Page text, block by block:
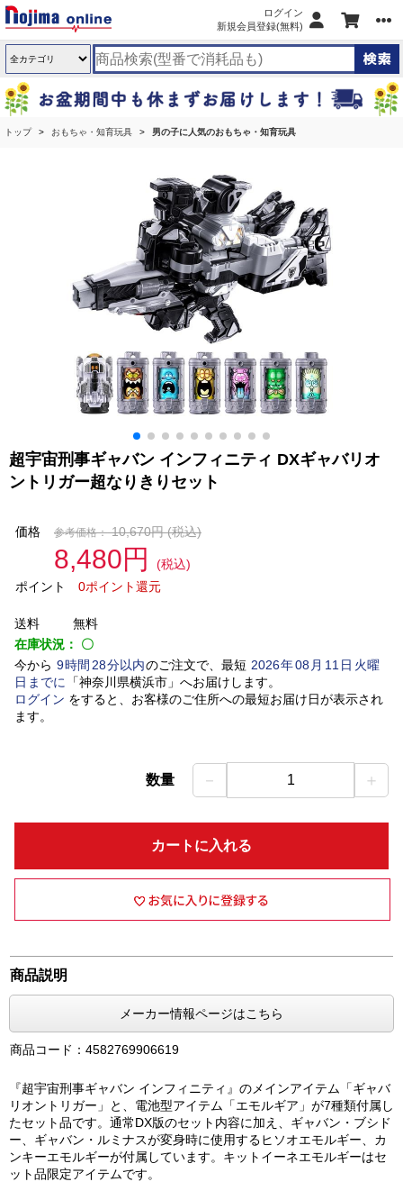
ログイン
新規会員登録(無料)
トップ おもちゃ・知育玩具 男の子に人気のおもちゃ・知育玩具
超宇宙刑事ギャバン インフィニティ DXギャバリオ
ントリガー超なりきりセット
価格 参考価格： 10,670円(税込)
8,480円
(税込)
ポイント
0ポイント還元
送料
無料
在庫状況： 〇
今から 9時間 28分以内のご注文で、最短 2026年08 月 11 日火曜
日 までに 「神奈川県横浜市」 へお届けします。
ログイン をすると、お客様のご住所への最短お届け日が表示され
ます。
数量 － 1 ＋
カートに入れる
商品説明
メーカー情報ページはこちら
商品コード：4582769906619
『超宇宙刑事ギャバン インフィニティ』のメインアイテム「ギャバ
リオントリガー」と、電池型アイテム「エモルギア」が7種類付属し
たセット品です。通常DX版のセット内容に加え、ギャバン・ブシド
ー、ギャバン・ルミナスが変身時に使用するヒソオエモルギー、カ
ンキーエモルギーが付属しています。キットイーネエモルギーはセ
ット品限定アイテムです。